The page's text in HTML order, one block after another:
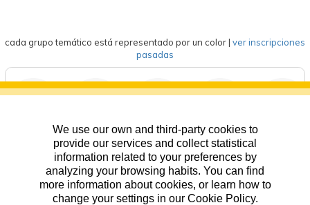
cada grupo temático está representado por un color| ver inscripciones
pasadas
eventos competición formación
We use our own and third-party cookies to
provide our services and collect statistical
information related to your preferences by
analyzing your browsing habits. You can find
more information about cookies, or learn how to
change your settings in our Cookie Policy.